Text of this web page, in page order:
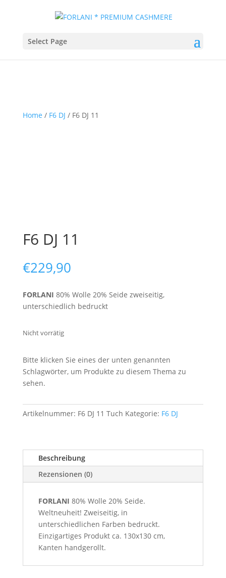
Select Page
Home / F6 DJ / F6 DJ 11
F6 DJ 11
€229,90
FORLANI 80% Wolle 20% Seide zweiseitig,
unterschiedlich bedruckt
Nicht vorrätig
Bitte klicken Sie eines der unten genannten
Schlagwörter, um Produkte zu diesem Thema zu
sehen.
Artikelnummer: F6 DJ 11 Tuch Kategorie: F6 DJ
Beschreibung
Rezensionen (0)
FORLANI 80% Wolle 20% Seide.
Weltneuheit! Zweiseitig, in
unterschiedlichen Farben bedruckt.
Einzigartiges Produkt ca. 130x130 cm,
Kanten handgerollt.